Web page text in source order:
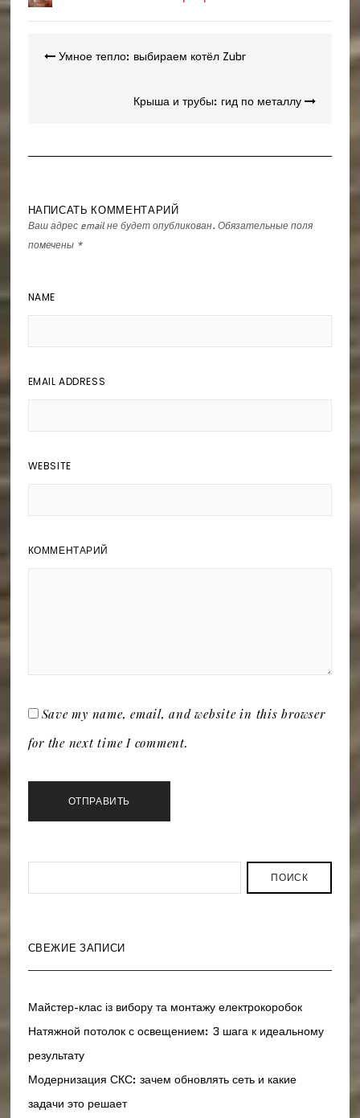
Навигация
Умное тепло: выбираем котёл Zubr
Крыша и трубы: гид по металлу
НАПИСАТЬ КОММЕНТАРИЙ
Ваш адрес email не будет опубликован. Обязательные поля
помечены *
NAME
EMAIL ADDRESS
WEBSITE
КОММЕНТАРИЙ
Save my name, email, and website in this browser
for the next time I comment.
ПОИСК
СВЕЖИЕ ЗАПИСИ
Майстер-клас із вибору та монтажу електрокоробок
Натяжной потолок с освещением: 3 шага к идеальному
результату
Модернизация СКС: зачем обновлять сеть и какие
задачи это решает